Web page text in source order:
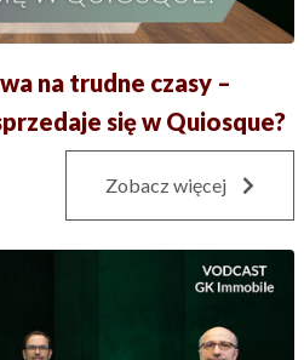
na trudne czasy –
się w Quiosque?
Zobacz więcej